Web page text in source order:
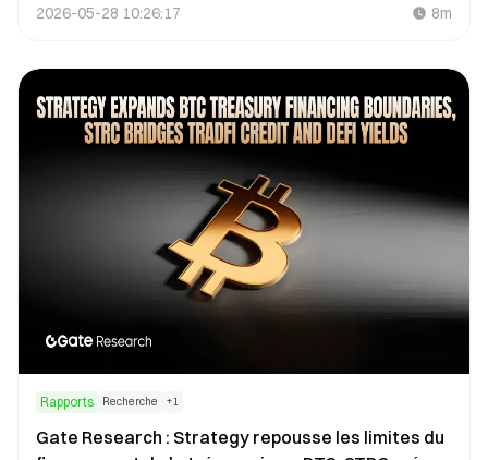
particuliers ?
2026-05-28 10:26:17 8m
Rapports Recherche +1
Gate Research : Strategy repousse les limites du